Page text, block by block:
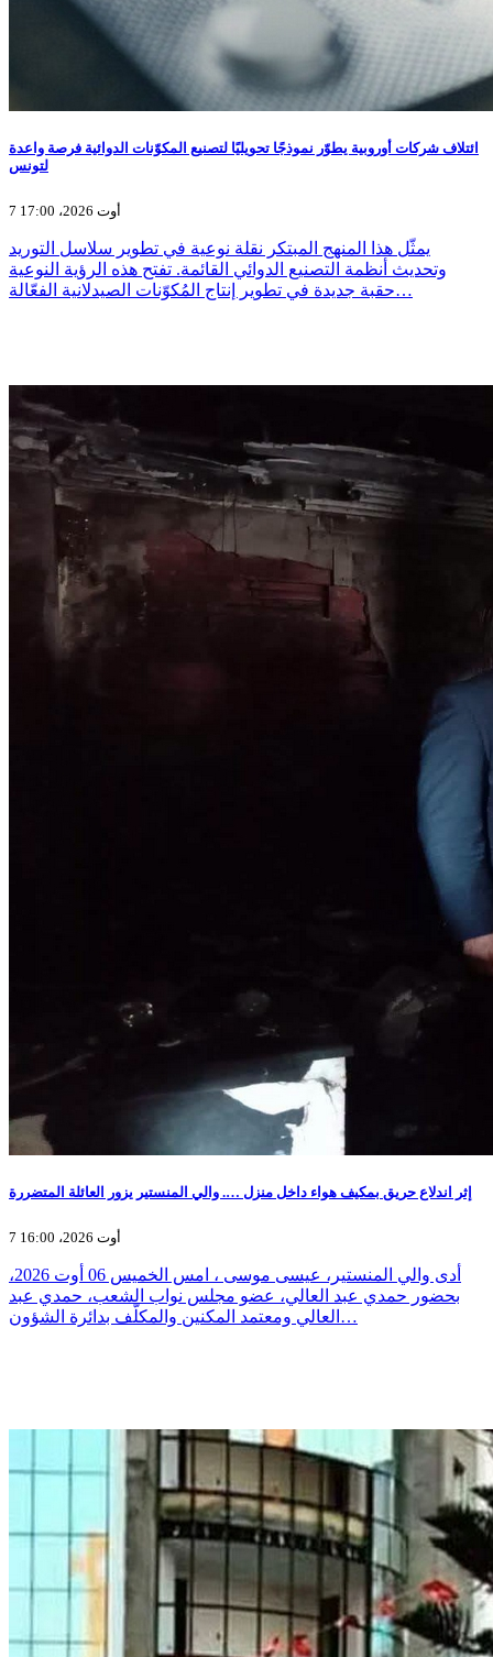
ائتلاف شركات أوروبية يطوّر نموذجًا تحويليًا لتصنيع المكوّنات الدوائية فرصة واعدة
لتونس
7 أوت 2026، 17:00
يمثّل هذا المنهج المبتكر نقلة نوعية في تطوير سلاسل التوريد
وتحديث أنظمة التصنيع الدوائي القائمة. تفتح هذه الرؤية النوعية
حقبة جديدة في تطوير إنتاج المُكوّنات الصيدلانية الفعّالة…
إثر اندلاع حريق بمكيف هواء داخل منزل …. والي المنستير يزور العائلة المتضررة
7 أوت 2026، 16:00
أدى والي المنستير، عيسى موسى ، امس الخميس 06 أوت 2026،
بحضور حمدي عبد العالي، عضو مجلس نواب الشعب، حمدي عبد
العالي ومعتمد المكنين والمكلّف بدائرة الشؤون…